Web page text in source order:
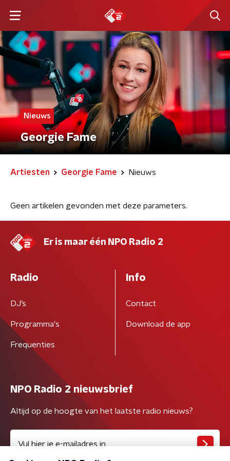
Nieuws
Georgie Fame
Artiesten Georgie Fame Nieuws
Geen artikelen gevonden met deze parameters.
Er is maar één NPO Radio 2
Radio
DJ’s
Programma's
Frequenties
Info
Contact
Download de app
NPO Radio 2 nieuwsbrief
Altijd op de hoogte van het laatste radio nieuws?